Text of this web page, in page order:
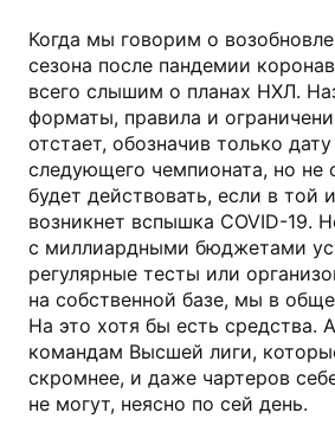
Когда мы говорим о
сезона после пандемии
всего слышим о планах НХЛ.
форматы, правила и
отстает, обозначив только
следующего чемпионата, но не
будет действовать, если в той
возникнет вспышка COVID-19.
с миллиардными бюджетами
регулярные тесты или
на собственной базе, мы в
На это хотя бы есть средства.
командам Высшей лиги,
скромнее, и даже чартеров
не могут, неясно по сей день.